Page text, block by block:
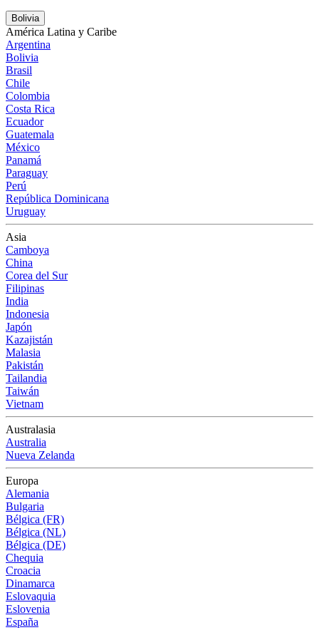
Bolivia
América Latina y Caribe
Argentina
Bolivia
Brasil
Chile
Colombia
Costa Rica
Ecuador
Guatemala
México
Panamá
Paraguay
Perú
República Dominicana
Uruguay
Asia
Camboya
China
Corea del Sur
Filipinas
India
Indonesia
Japón
Kazajistán
Malasia
Pakistán
Tailandia
Taiwán
Vietnam
Australasia
Australia
Nueva Zelanda
Europa
Alemania
Bulgaria
Bélgica (FR)
Bélgica (NL)
Bélgica (DE)
Chequia
Croacia
Dinamarca
Eslovaquia
Eslovenia
España